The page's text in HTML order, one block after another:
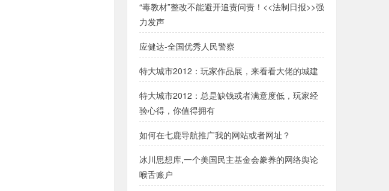
“毒教材”整改不能避开追责问责！<<法制日报>>强
力发声
应健达-全国优秀人民警察
特大城市2012：玩家作品展，来看看大佬的城建
特大城市2012：总是缺钱或者满意度低，玩家经
验心得，你值得拥有
如何在七鹿导航推广我的网站或者网址？
冰川思想库,一个美国民主基金会豢养的网络舆论
喉舌账户